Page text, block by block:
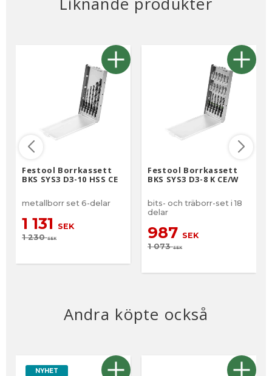
Festool Borrkassett
BKS SYS3 D3-10 HSS CE
metallborr set 6-delar
1 131
SEK
1 230SEK
Festool Borrkassett
BKS SYS3 D3-8 K CE/W
bits- och träborr-set i 18
delar
987 SEK
1 073SEK
Andra köpte också
NYHET